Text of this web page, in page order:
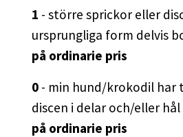
1 - större sprickor eller
ursprungliga form delvis
på ordinarie pris
0 - min hund/krokodil har
discen i delar och/eller hål
på ordinarie pris